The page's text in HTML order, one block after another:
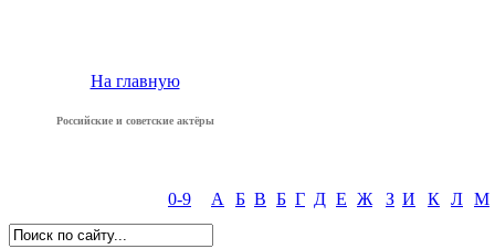
На главную
Российские и советские актёры
0-9 А Б В Б Г Д Е Ж З И К Л М